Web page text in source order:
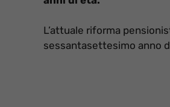
L’attuale riforma
sessantasettesimo anno